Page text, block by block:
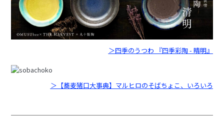
＞四季のうつわ 『四季彩陶 - 晴明』
＞【蕎麦猪口大事典】マルヒロのそばちょこ、いろいろ